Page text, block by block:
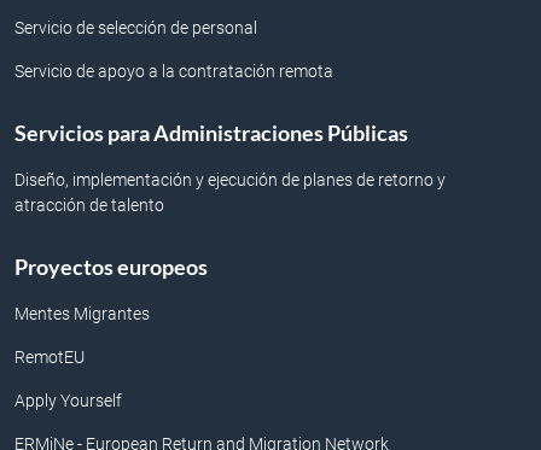
Servicio de selección de personal
Servicio de apoyo a la contratación remota
Servicios para Administraciones Públicas
Diseño, implementación y ejecución de planes de retorno y
atracción de talento
Proyectos europeos
Mentes Migrantes
RemotEU
Apply Yourself
ERMiNe - European Return and Migration Network